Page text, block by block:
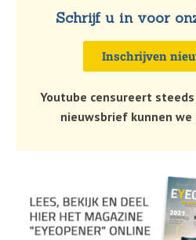
Schrijf u in voor
Inschrijven
Youtube censureert steeds
nieuwsbrief kunnen